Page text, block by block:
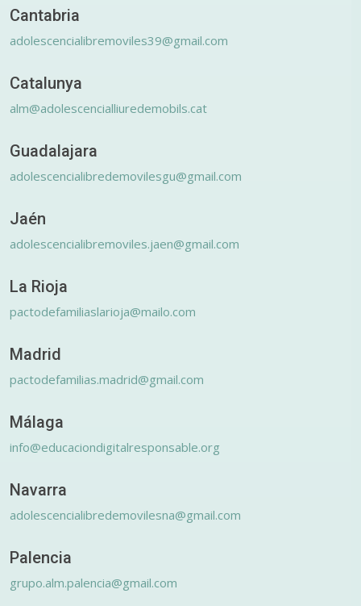
Cantabria
adolescencialibremoviles39@gmail.com
Catalunya
alm@adolescencialliuredemobils.cat
Guadalajara
adolescencialibredemovilesgu@gmail.com
Jaén
adolescencialibremoviles.jaen@gmail.com
La Rioja
pactodefamiliaslarioja@mailo.com
Madrid
pactodefamilias.madrid@gmail.com
Málaga
info@educaciondigitalresponsable.org
Navarra
adolescencialibredemovilesna@gmail.com
Palencia
grupo.alm.palencia@gmail.com